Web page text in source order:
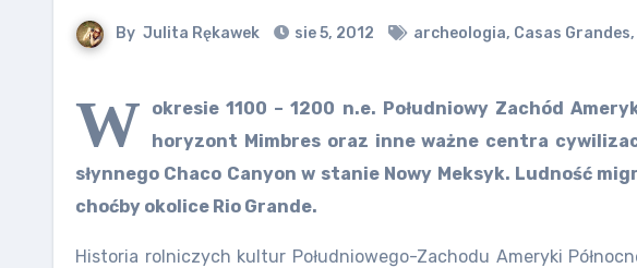
By Julita Rękawek sie 5, 2012 archeologia, Casas Grandes,
W
okresie 1100 – 1200 n.e. Południowy Zachód
horyzont Mimbres oraz inne ważne centra
słynnego Chaco Canyon w stanie Nowy Meksyk. Ludność
choćby okolice Rio Grande.
Historia rolniczych kultur Południowego-Zachodu Ameryki